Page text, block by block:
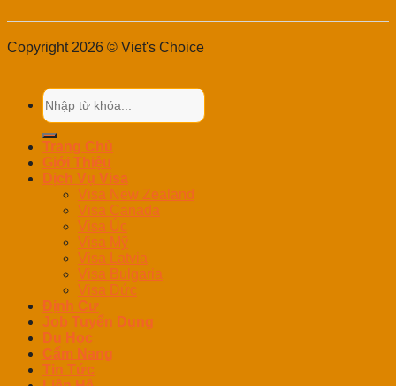
Copyright 2026 © Viet's Choice
Trang Chủ
Giới Thiệu
Dịch Vụ Visa
Visa New Zealand
Visa Canada
Visa Úc
Visa Mỹ
Visa Latvia
Visa Bulgaria
Visa Đức
Định Cư
Job Tuyển Dụng
Du Học
Cẩm Nang
Tin Tức